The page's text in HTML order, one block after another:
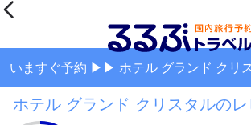
いますぐ予約 ▶▶ ホテル グランド クリ
ホテル グランド クリスタルの